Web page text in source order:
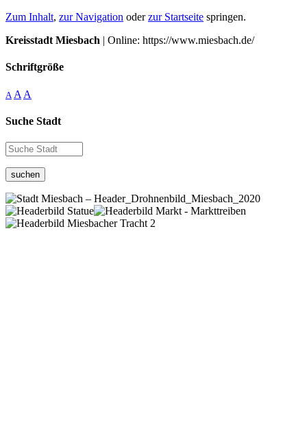
Zum Inhalt, zur Navigation oderzur Startseite springen.
Kreisstadt Miesbach | Online: https://www.miesbach.de/
Schriftgröße
A A A
Suche Stadt
suchen